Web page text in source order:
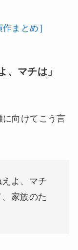
まとめ］
、 マチは」
向けてこう言
えよ、マチ
家族のた